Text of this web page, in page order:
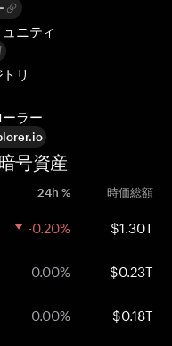
ニティ
リ
ラー
号資産
24h % 時価総額
-0.20% $1.30T
0.00% $0.23T
0.00% $0.18T